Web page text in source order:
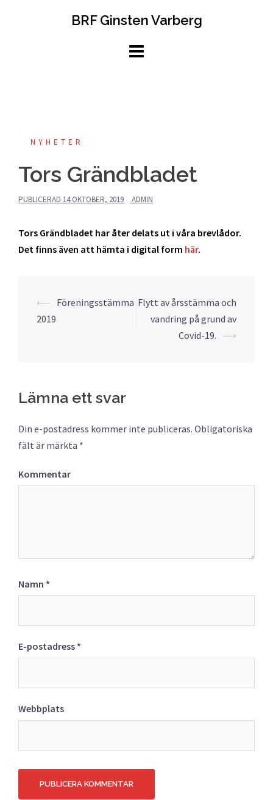
BRF Ginsten Varberg
NYHETER
Tors Grändbladet
PUBLICERAD 14 OKTOBER, 2019 ADMIN
Tors Grändbladet har åter delats ut i våra brevlådor.
Det finns även att hämta i digital form här.
Inläggsnavigering
⟵ Föreningsstämma
2019
Flytt av årsstämma och
vandring på grund av
Covid-19. ⟶
Lämna ett svar
Din e-postadress kommer inte publiceras. Obligatoriska
fält är märkta *
Kommentar
Namn *
E-postadress *
Webbplats